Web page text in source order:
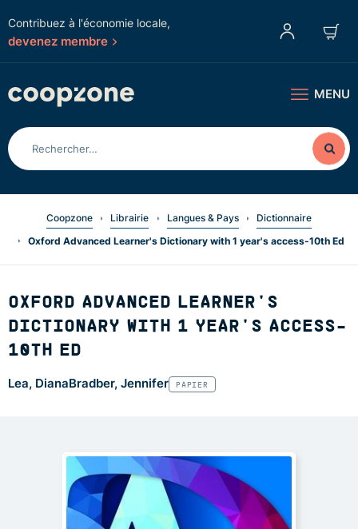
Contribuez à l'économie locale,
devenez membre
MENU
Coopzone Librairie Langues & Pays
Dictionnaire
Oxford Advanced Learner's Dictionary with 1 year's access-10th Ed
OXFORD ADVANCED LEARNER'S
DICTIONARY WITH 1 YEAR'S ACCESS-
10TH ED
Lea, DianaBradber, Jennifer PAPIER